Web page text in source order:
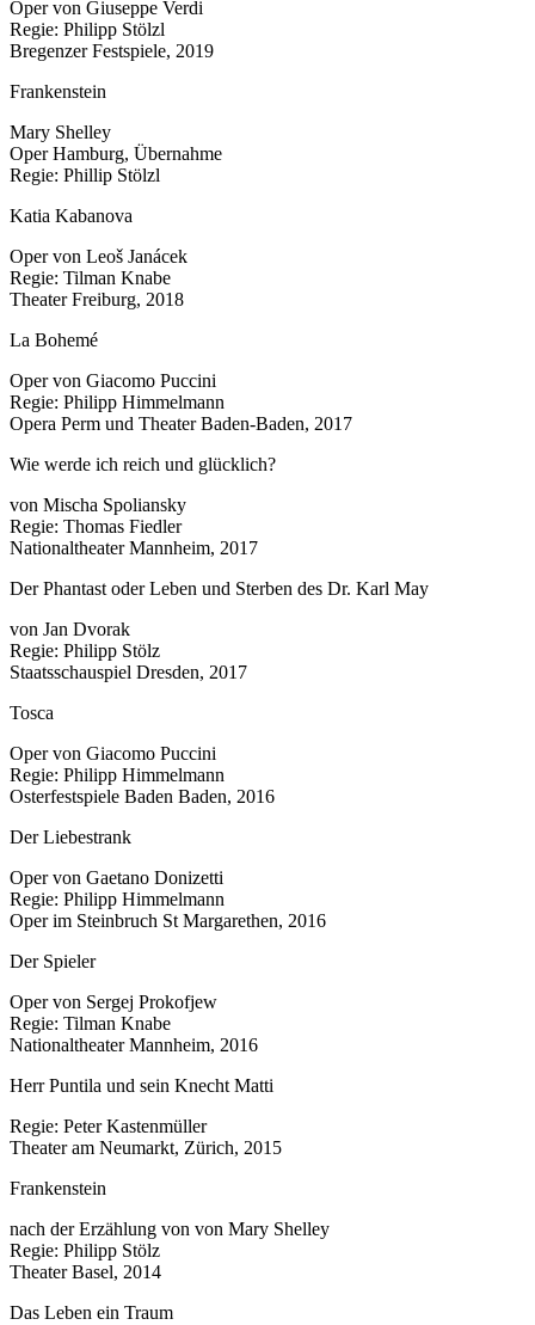
Oper von Giuseppe Verdi
Regie: Philipp Stölzl
Bregenzer Festspiele, 2019
Frankenstein
Mary Shelley
Oper Hamburg, Übernahme
Regie: Phillip Stölzl
Katia Kabanova
Oper von Leoš Janácek
Regie: Tilman Knabe
Theater Freiburg, 2018
La Bohemé
Oper von Giacomo Puccini
Regie: Philipp Himmelmann
Opera Perm und Theater Baden-Baden, 2017
Wie werde ich reich und glücklich?
von Mischa Spoliansky
Regie: Thomas Fiedler
Nationaltheater Mannheim, 2017
Der Phantast oder Leben und Sterben des Dr. Karl May
von Jan Dvorak
Regie: Philipp Stölz
Staatsschauspiel Dresden, 2017
Tosca
Oper von Giacomo Puccini
Regie: Philipp Himmelmann
Osterfestspiele Baden Baden, 2016
Der Liebestrank
Oper von Gaetano Donizetti
Regie: Philipp Himmelmann
Oper im Steinbruch St Margarethen, 2016
Der Spieler
Oper von Sergej Prokofjew
Regie: Tilman Knabe
Nationaltheater Mannheim, 2016
Herr Puntila und sein Knecht Matti
Regie: Peter Kastenmüller
Theater am Neumarkt, Zürich, 2015
Frankenstein
nach der Erzählung von von Mary Shelley
Regie: Philipp Stölz
Theater Basel, 2014
Das Leben ein Traum